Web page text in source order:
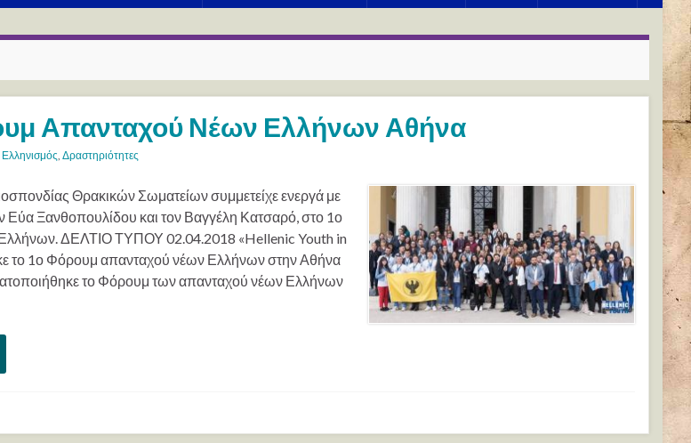
Απανταχού Νέων Ελλήνων Αθήνα
, Δραστηριότητες
Θρακικών Σωματείων συμμετείχε ενεργά με
Ξανθοπουλίδου και τον Βαγγέλη Κατσαρό, στο 1ο
ΔΕΛΤΙΟ ΤΥΠΟΥ 02.04.2018 «Hellenic Youth in
το 1ο Φόρουμ απανταχού νέων Ελλήνων στην Αθήνα
το Φόρουμ των απανταχού νέων Ελλήνων